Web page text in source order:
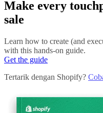
Make every
sale
Learn how to create (and
with this hands-on guide.
Get the guide
Tertarik dengan Shopify?